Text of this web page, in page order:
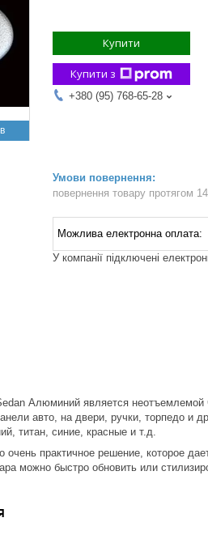
Купити
Купити з
+380 (95) 768-65-28
повернення товару протягом 14
У компанії підключені
Алюминий является
авто, на двери, ручки, торпедо и
титан, синие, красные и т.д.
очень практичное решение, которое
можно быстро обновить или